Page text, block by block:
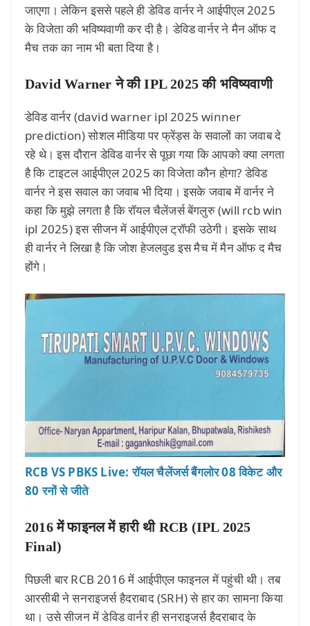
जाएगा। लेकिन इससे पहले ही डेविड वार्नर ने आईपीएल 2025
के विजेता की भविष्यवाणी कर दी है। डेविड वार्नर ने मैन ऑफ द
मैच तक का नाम भी बता दिया है।
David Warner ने की IPL 2025 की भविष्यवाणी
डेविड वार्नर (david warner ipl 2025 winner
prediction) सोशल मीडिया पर फ्रेंड्स के सवालों का जवाब दे
रहे थे। इस दौरान डेविड वार्नर से पूछा गया कि आपको क्या लगता
है कि टाइटल आईपीएल 2025 का विजेता कौन होगा? डेविड
वार्नर ने इस सवाल का जवाब भी दिया। इसके जवाब में वार्नर ने
कहा कि मुझे लगता है कि रॉयल चैलेंजर्स बेंगलुरु (will rcb win
ipl 2025) इस सीजन में आईपीएल ट्रॉफी उठेगी। इसके साथ
ही वार्नर ने लिखा है कि जोश हेजलवुड इस मैच में मैन ऑफ द मैच
होंगे।
RCB VS PBKS Live: रॉयल चैलेंजर्स बैंगलोर 08 विकेट और
80 रनों से जीते
2016 में फाइनल में हारी थी RCB (IPL 2025
Final)
पिछली बार RCB 2016 में आईपीएल फाइनल में पहुंची थी। तब
आरसीबी ने सनराइजर्स हैदराबाद (SRH) से हार का सामना किया
था। उसे सीजन में डेविड वार्नर ही सनराइजर्स हैदराबाद के